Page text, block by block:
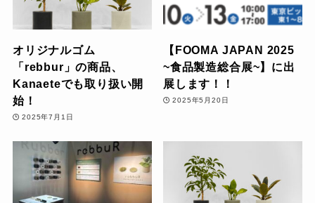
オリジナルゴム
「rebbur」の商品、
Kanaeteでも取り扱い開
始！
2025年7月1日
【FOOMA JAPAN 2025
~食品製造総合展~】に出
展します！！
2025年5月20日